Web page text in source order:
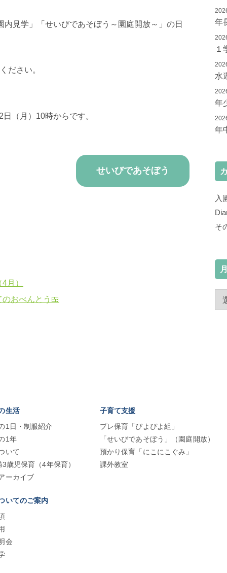
内見学」「せいびであそぼう～園庭開放～」の日
ださい。
（月）10時からです。
せいびであそぼう
月）
のおべんとう🍱
年
１
水
年
年
入
そ
生活
1日・制服紹介
1年
いて
歳児保育（4年保育）
ーカイブ
いてのご案内
会
子育て支援
プレ保育「ぴよぴよ組」
「せいびであそぼう」（園庭開放）
預かり保育「にこにこぐみ」
課外教室